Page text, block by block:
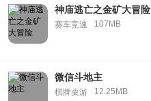
神庙逃亡之金矿大冒险
赛车竞速 107MB
微信斗地主
棋牌桌游 12.25MB